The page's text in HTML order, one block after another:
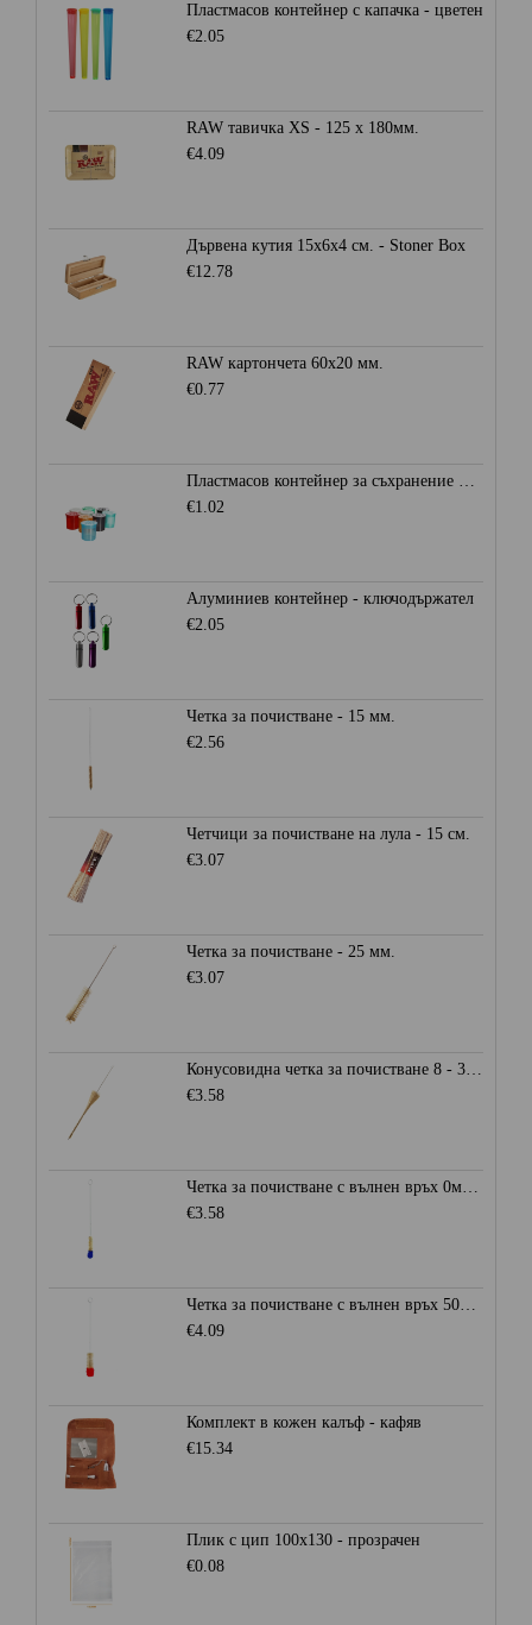
Пластмасов контейнер с капачка - цветен
€2.05
RAW тавичка XS - 125 x 180мм.
€4.09
Дървена кутия 15x6x4 см. - Stoner Box
€12.78
RAW картончета 60x20 мм.
€0.77
Пластмасов контейнер за съхранение Ø28мм. - Heisenberg
€1.02
Алуминиев контейнер - ключодържател
€2.05
Четка за почистване - 15 мм.
€2.56
Четчици за почистване на лула - 15 см.
€3.07
Четка за почистване - 25 мм.
€3.07
Конусовидна четка за почистване 8 - 30 мм.
€3.58
Четка за почистване с вълнен връх 0мм. - Синя
€3.58
Четка за почистване с вълнен връх 50мм. - Червена
€4.09
Комплект в кожен калъф - кафяв
€15.34
Плик с цип 100х130 - прозрачен
€0.08